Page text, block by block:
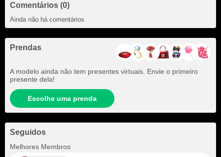
Comentários (0)
Ainda não há comentários
Prendas
A modelo ainda não tem presentes virtuais. Envie o primeiro
presente dela!
Escolhe uma prenda
Seguidos
Melhores Membros
+1